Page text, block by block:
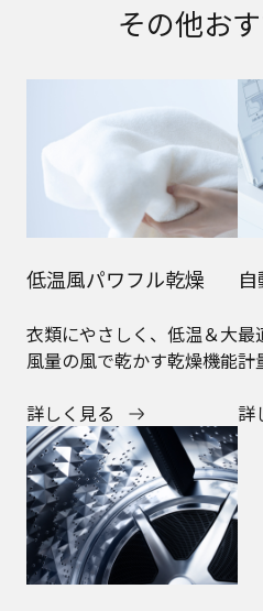
その他お
低温風パワフル乾燥
衣類にやさしく、低温＆大
風量の風で乾かす乾燥機能
詳しく見る
最
計
詳